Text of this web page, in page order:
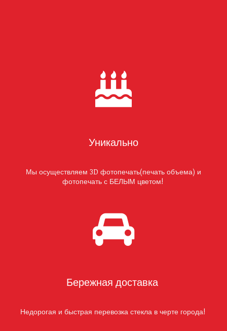
Уникально
Мы осуществляем 3D фотопечать(печать объема) и
фотопечать с БЕЛЫМ цветом!
Бережная доставка
Недорогая и быстрая перевозка стекла в черте города!